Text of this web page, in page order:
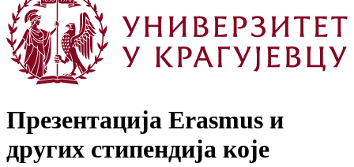
Презентација Erasmus и
других стипендија које